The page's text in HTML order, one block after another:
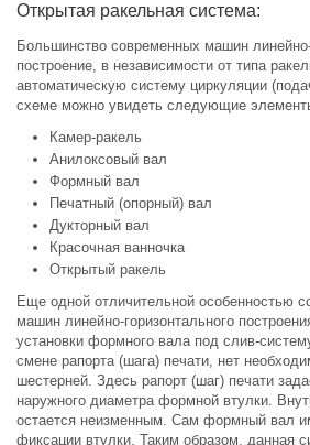
Открытая ракельная система:
Большинство современных машин линейно-
построение, в независимости от типа
автоматическую систему циркуляции
схеме можно увидеть следующие
Камер-ракель
Анилоксовый вал
Формный вал
Печатный (опорный) вал
Дукторный вал
Красочная ванночка
Открытый ракель
Еще одной отличительной особенностью
машин линейно-горизонтального
установки формного вала под слив-
смене рапорта (шага) печати, нет
шестерней. Здесь рапорт (шаг) печати
наружного диаметра формной втулки.
остается неизменным. Сам формный вал
фиксации втулки. Таким образом, данная